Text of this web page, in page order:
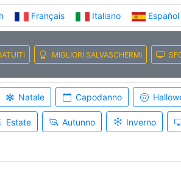
Français Italiano Español
MIGLIORI SALVASCHERMI
Natale Capodanno
Estate Autunno Inverno